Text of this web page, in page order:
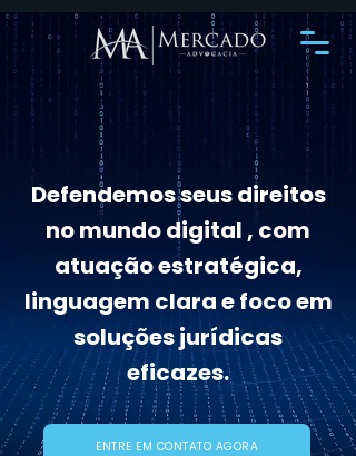
Defendemos seus direitos
no mundo digital , com
atuação estratégica,
linguagem clara e foco em
soluções jurídicas
eficazes.
ENTRE EM CONTATO AGORA